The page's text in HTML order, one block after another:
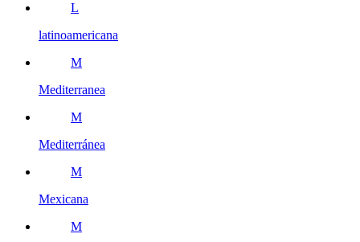
L
latinoamericana
M
Mediterranea
M
Mediterránea
M
Mexicana
M